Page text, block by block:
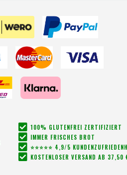
100% GLUTENFREI ZERTIFIZIERT
IMMER FRISCHES BROT
⭐⭐⭐⭐⭐ 4,9/5
KOSTENLOSER VERSAND AB 37,50